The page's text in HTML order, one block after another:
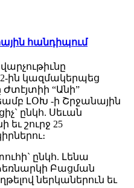
հանդիպում
ին կազմակերպեց
“Անի”
ԼՕԽ -ի Շրջանային
ընկհ. Սեւան
շուրջ 25
ընկհ. Լենա
Բացման
ներկաներուն եւ